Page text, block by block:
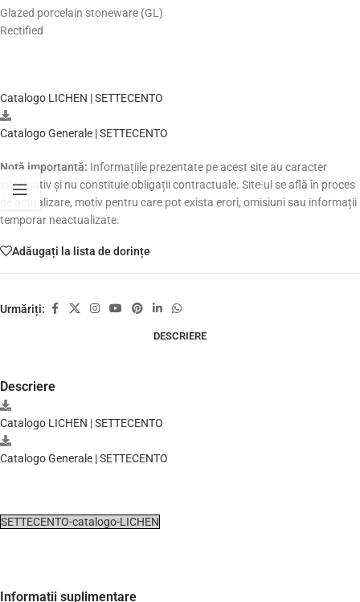
Glazed porcelain stoneware (GL)
Rectified
Catalogo LICHEN | SETTECENTO
Catalogo Generale | SETTECENTO
Notă importantă: Informațiile prezentate pe acest site au caracter
informativ și nu constituie obligații contractuale. Site-ul se află în proces
de actualizare, motiv pentru care pot exista erori, omisiuni sau informații
temporar neactualizate.
Adăugați la lista de dorințe
Urmăriți:
DESCRIERE
Descriere
Catalogo LICHEN | SETTECENTO
Catalogo Generale | SETTECENTO
SETTECENTO-catalogo-LICHEN
Informații suplimentare